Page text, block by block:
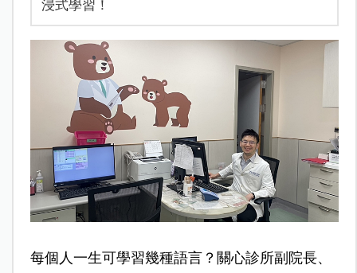
浸式學習！
每個人一生可學習幾種語言？關心診所副院長、